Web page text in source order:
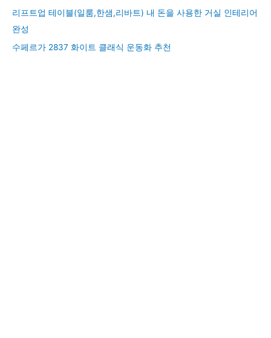
리프트업 테이블(일룸,한샘,리바트) 내 돈을 사용한 거실 인테리어
완성
수페르가 2837 화이트 클래식 운동화 추천